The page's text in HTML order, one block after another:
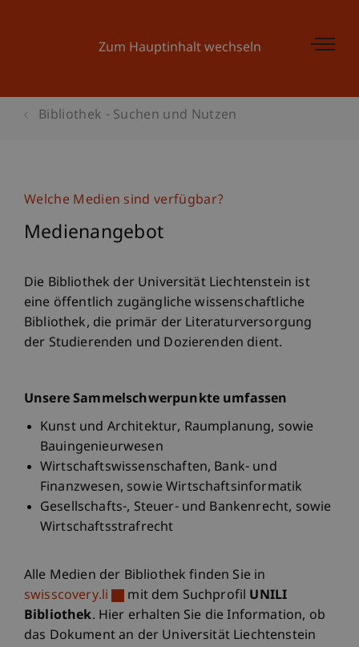
Zum Hauptinhalt wechseln
Bibliothek - Suchen und Nutzen
Welche Medien sind verfügbar?
Medienangebot
Die Bibliothek der Universität Liechtenstein ist
eine öffentlich zugängliche wissenschaftliche
Bibliothek, die primär der Literaturversorgung
der Studierenden und Dozierenden dient.
Unsere Sammelschwerpunkte umfassen
Kunst und Architektur, Raumplanung, sowie
Bauingenieurwesen
Wirtschaftswissenschaften, Bank- und
Finanzwesen, sowie Wirtschaftsinformatik
Gesellschafts-, Steuer- und Bankenrecht, sowie
Wirtschaftsstrafrecht
Alle Medien der Bibliothek finden Sie in
swisscovery.li
mit dem Suchprofil UNILI
Bibliothek. Hier erhalten Sie die Information, ob
das Dokument an der Universität Liechtenstein